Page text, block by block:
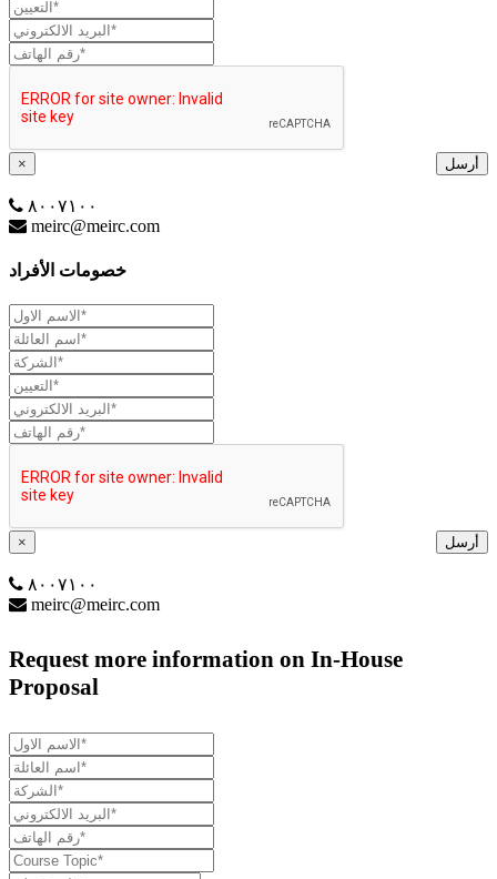
أرسل ×
٨٠٠٧١٠٠
meirc@meirc.com
خصومات الأفراد
أرسل ×
٨٠٠٧١٠٠
meirc@meirc.com
Request more information on In-House
Proposal